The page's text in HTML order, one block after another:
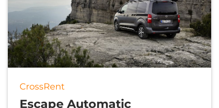
CrossRent
Escape Automatic